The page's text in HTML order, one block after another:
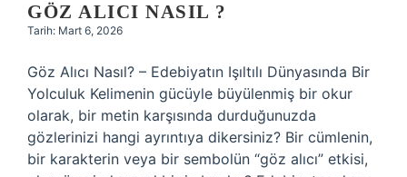
GÖZ ALICI NASIL ?
Tarih: Mart 6, 2026
Göz Alıcı Nasıl? – Edebiyatın Işıltılı Dünyasında Bir
Yolculuk Kelimenin gücüyle büyülenmiş bir okur
olarak, bir metin karşısında durduğunuzda
gözlerinizi hangi ayrıntıya dikersiniz? Bir cümlenin,
bir karakterin veya bir sembolün “göz alıcı” etkisi,